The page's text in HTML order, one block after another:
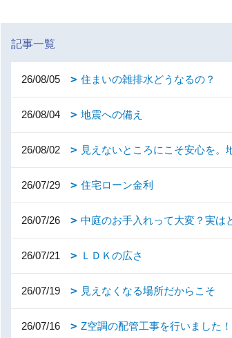
記事一覧
26/08/05 住まいの雑排水どうなるの？
26/08/04 地震への備え
26/08/02 見えないところにこそ安心を。
26/07/29 住宅ローン金利
26/07/26 中庭のお手入れって大変？実は
26/07/21 ＬＤＫの広さ
26/07/19 見えなくなる場所だからこそ
26/07/16 Z空調の配管工事を行いました！